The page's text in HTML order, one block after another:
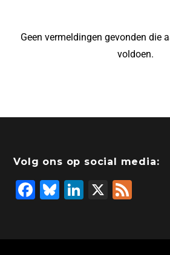
Geen vermeldingen gevonden die
voldoen.
Volg ons op social media:
F
Bl
Li
X